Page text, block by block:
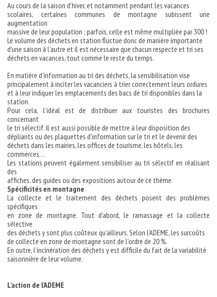
Au cours de la saison d’hiver, et notamment pendant les vacances
scolaires, certaines communes de montagne subissent une
augmentation
massive de leur population ; parfois, celle est même multipliée par 300 !
Le volume des déchets en station fluctue donc de manière importante
d’une saison à l’autre et il est nécessaire que chacun respecte et tri ses
déchets en vacances, tout comme le reste du temps.
En matière d’information au tri des déchets, la sensibilisation vise
principalement à inciter les vacanciers à trier correctement leurs ordures
et à leur indiquer les emplacements des bacs de tri disponibles dans la
station.
Pour cela, l’idéal est de distribuer aux touristes des brochures
concernant
le tri sélectif. Il est aussi possible de mettre à leur disposition des
dépliants ou des plaquettes d’information sur le tri et le devenir des
déchets dans les mairies, les offices de tourisme, les hôtels, les
commerces…
Les stations peuvent également sensibiliser au tri sélectif en réalisant
des
affiches, des guides ou des expositions autour de ce thème.
Spécificités en montagne
La collecte et le traitement des déchets posent des problèmes
spécifiques
en zone de montagne. Tout d’abord, le ramassage et la collecte
sélective
des déchets y sont plus coûteux qu’ailleurs. Selon l’ADEME, les surcoûts
de collecte en zone de montagne sont de l’ordre de 20 %.
En outre, l’incinération des déchets y est difficile du fait de la variabilité
saisonnière de leur volume.
L’action de l’ADEME